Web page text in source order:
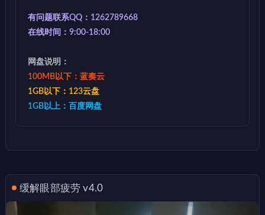
有问题联系QQ：1262789668
在线时间：9:00-18:00
网盘说明：
100MB以下：蓝奏云
1GB以下：123云盘
1GB以上：百度网盘
缓解眼部疲劳 v4.0